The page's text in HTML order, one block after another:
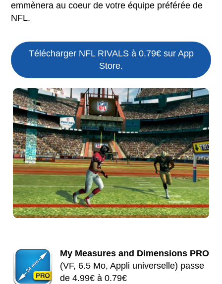
emmènera au coeur de votre équipe préférée de
NFL.
Télécharger NFL RIVALS à 0.79€ sur App
Store.
My Measures and Dimensions PRO
(VF, 6.5 Mo, Appli universelle) passe
de 4.99€ à 0.79€